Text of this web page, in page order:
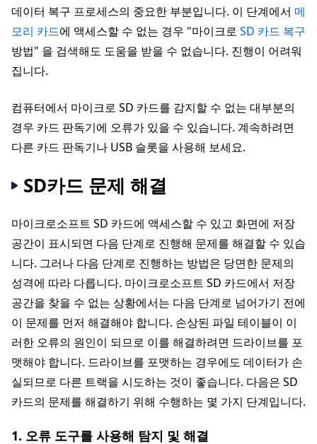
데이터 복구 프로세스의 중요한 부분입니다. 이 단계에서 메
모리 카드에 액세스할 수 없는 경우 "마이크로 SD 카드 복구
방법" 을 검색해도 도움을 받을 수 없습니다. 진행이 어려워
집니다.
컴퓨터에서 마이크로 SD 카드를 감지할 수 없는 대부분의
경우 카드 판독기에 오류가 있을 수 있습니다. 계속하려면
다른 카드 판독기나 USB 슬롯을 사용해 보세요.
SD카드 문제 해결
마이크로소프트 SD 카드에 액세스할 수 있고 화면에 저장
공간이 표시되면 다음 단계로 진행해 문제를 해결할 수 있습
니다. 그러나 다음 단계로 진행하는 방법은 당면한 문제의
성격에 따라 다릅니다. 마이크로소프트 SD 카드에서 저장
공간을 찾을 수 없는 상황에서는 다음 단계로 넘어가기 전에
이 문제를 먼저 해결해야 합니다. 손상된 파일 테이블이 이
러한 오류의 원인이 되므로 이를 해결하려면 드라이브를 포
맷해야 합니다. 드라이브를 포맷하는 경우에도 데이터가 손
실되므로 다른 트랙을 시도하는 것이 좋습니다. 다음은 SD
카드의 문제를 해결하기 위해 수행하는 몇 가지 단계입니다.
1. 오류 도구를 사용해 탐지 및 해결